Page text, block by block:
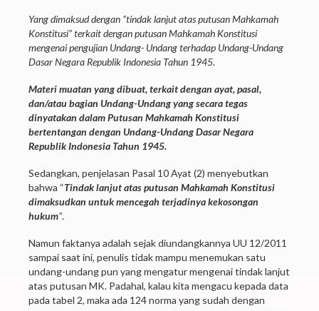
Yang dimaksud dengan ”tindak lanjut atas putusan Mahkamah
Konstitusi” terkait dengan putusan Mahkamah Konstitusi
mengenai pengujian Undang- Undang terhadap Undang-Undang
Dasar Negara Republik Indonesia Tahun 1945.
Materi muatan yang dibuat, terkait dengan ayat, pasal,
dan/atau bagian Undang-Undang yang secara tegas
dinyatakan dalam Putusan Mahkamah Konstitusi
bertentangan dengan Undang-Undang Dasar Negara
Republik Indonesia Tahun 1945.
Sedangkan, penjelasan Pasal 10 Ayat (2) menyebutkan
bahwa “Tindak lanjut atas putusan Mahkamah Konstitusi
dimaksudkan untuk mencegah terjadinya kekosongan
hukum”.
Namun faktanya adalah sejak diundangkannya UU 12/2011
sampai saat ini, penulis tidak mampu menemukan satu
undang-undang pun yang mengatur mengenai tindak lanjut
atas putusan MK. Padahal, kalau kita mengacu kepada data
pada tabel 2, maka ada 124 norma yang sudah dengan